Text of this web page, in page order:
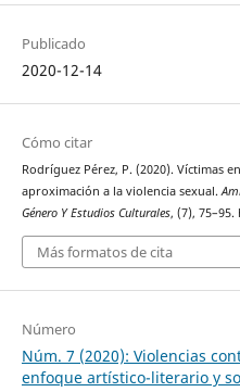
Publicado
2020-12-14
Cómo citar
Rodríguez Pérez, P. (2020). Víctimas
aproximación a la violencia sexual.
Género Y Estudios Culturales, (7),
Más formatos de cita
Número
Núm. 7 (2020): Violencias
enfoque artístico-literario y